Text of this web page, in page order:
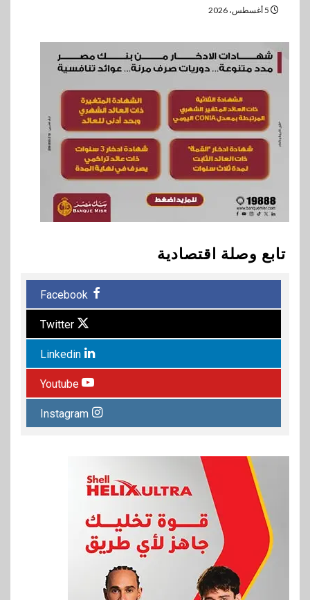
تابع وصلة اقتصادية
Facebook
Twitter
Linkedin
Youtube
Instagram